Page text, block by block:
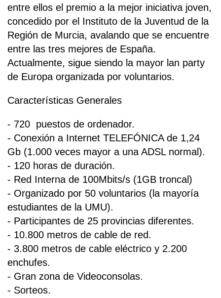
entre ellos el premio a la mejor iniciativa joven,
concedido por el Instituto de la Juventud de la
Región de Murcia, avalando que se encuentre
entre las tres mejores de España.
Actualmente, sigue siendo la mayor lan party
de Europa organizada por voluntarios.
Características Generales
- 720 puestos de ordenador.
- Conexión a Internet TELEFÓNICA de 1,24
Gb (1.000 veces mayor a una ADSL normal).
- 120 horas de duración.
- Red Interna de 100Mbits/s (1GB troncal)
- Organizado por 50 voluntarios (la mayoría
estudiantes de la UMU).
- Participantes de 25 provincias diferentes.
- 10.800 metros de cable de red.
- 3.800 metros de cable eléctrico y 2.200
enchufes.
- Gran zona de Videoconsolas.
- Sorteos.